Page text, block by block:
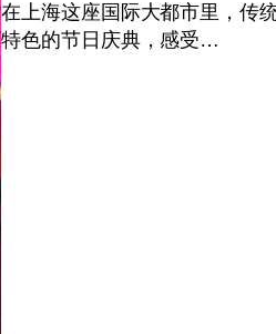
在上海这座国际大都市里，传
特色的节日庆典，感受…